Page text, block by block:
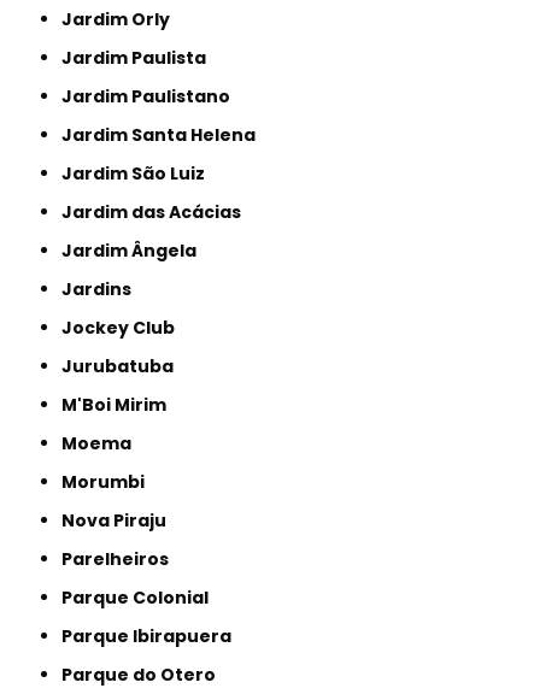
Jardim Orly
Jardim Paulista
Jardim Paulistano
Jardim Santa Helena
Jardim São Luiz
Jardim das Acácias
Jardim Ângela
Jardins
Jockey Club
Jurubatuba
M'Boi Mirim
Moema
Morumbi
Nova Piraju
Parelheiros
Parque Colonial
Parque Ibirapuera
Parque do Otero